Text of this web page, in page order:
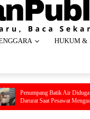
HUKUM &
Batik Air Diduga Coba Buka
Saat Pesawat Mengudara, Kepanikan
Kabin
Spanyol Rebut